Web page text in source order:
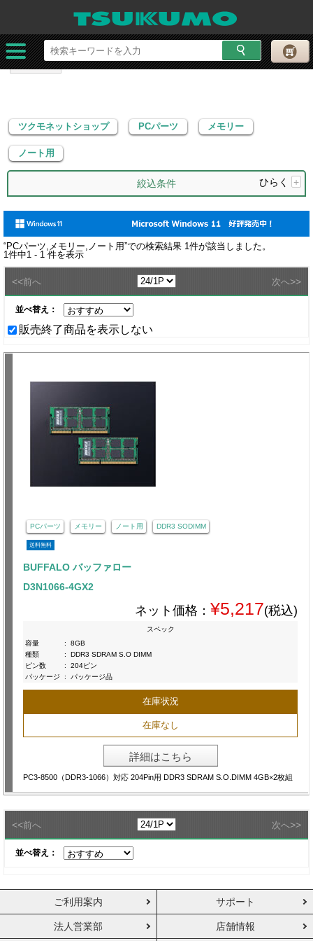
ツクモネットショップ PCパーツ
ノート用
ツクモネットショップ PCパーツ メモリー
ノート用
絞込条件 ひらく +
“PCパーツ,メモリー,ノート用”での検索結果 1 件が該当しました。
1 件中1 - 1 件を表示
<<前へ 次へ>>
並べ替え：
販売終了商品を表示しない
PCパーツ メモリー ノート用 DDR3 SODIMM
送料無料
BUFFALO バッファロー
D3N1066-4GX2
ネット価格： ¥5,217(税込)
スペック
容量
:
8GB
種類
:
DDR3 SDRAM S.O DIMM
ピン数
:
204ピン
パッケージ
: パッケージ品
在庫状況
在庫なし
詳細はこちら
PC3-8500（DDR3-1066）対応 204Pin用 DDR3 SDRAM S.O.DIMM 4GB×2枚組
<<前へ 次へ>>
並べ替え：
ご利用案内 サポート
法人営業部 店舗情報